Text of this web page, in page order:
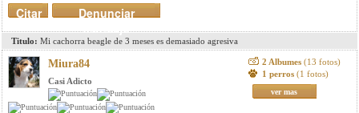
Denunciar
mensaje
Citar
Titulo: Mi cachorra beagle de 3 meses es demasiado agresiva
Miura84
Casi Adicto
2 Albumes (13 fotos)
1 perros (1 fotos)
ver mas